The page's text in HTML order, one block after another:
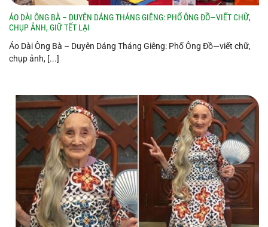
ÁO DÀI ÔNG BÀ – DUYÊN DÁNG THÁNG GIÊNG: PHỐ ÔNG ĐỒ—VIẾT CHỮ,
CHỤP ẢNH, GIỮ TẾT LẠI
Áo Dài Ông Bà – Duyên Dáng Tháng Giêng: Phố Ông Đồ—viết chữ,
chụp ảnh, [...]